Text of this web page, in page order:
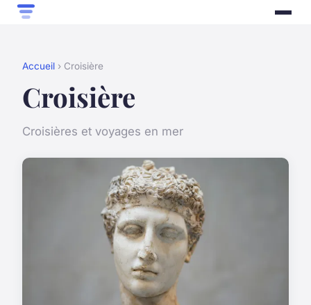
Accueil › Croisière
Croisière
Croisières et voyages en mer